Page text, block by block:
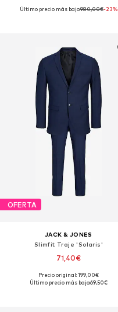
Tallas disponibles: 50, 52, 56
Último precio más bajo:980,00€-23%
OFERTA
JACK & JONES
Slimfit Traje 'Solaris'
71,40€
Tallas disponibles: 46, 48, 54, 56
Precio original: 199,00€
Último precio más bajo:69,50€